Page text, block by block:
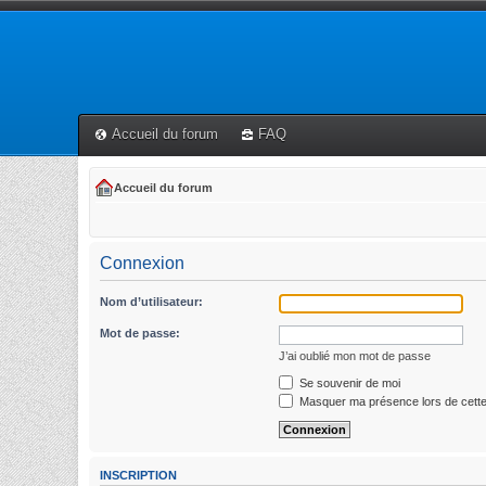
Accueil du forum FAQ
Accueil du forum
Connexion
Nom d’utilisateur:
Mot de passe:
J’ai oublié mon mot de passe
Se souvenir de moi
Masquer ma présence lors de
INSCRIPTION